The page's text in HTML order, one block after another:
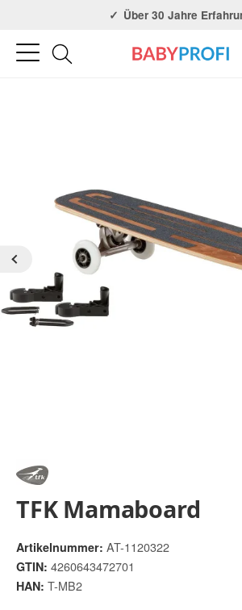
3x in NRW
TFK Mamaboard
Artikelnummer: AT-1120322
GTIN: 4260643472701
HAN: T-MB2